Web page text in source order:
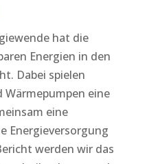
hat die
Energien in den
Dabei spielen
eine
eine
Energieversorgung
werden wir das